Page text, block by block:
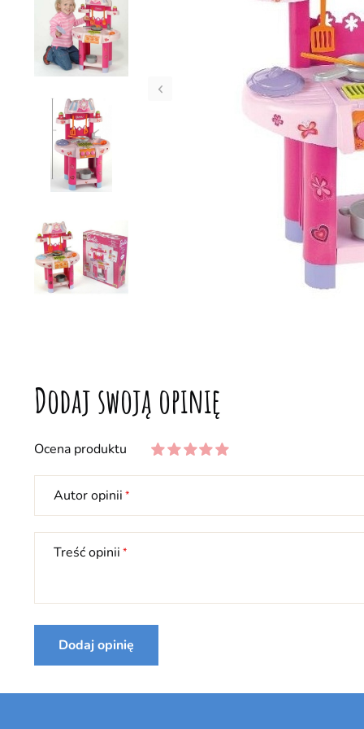
Dodaj swoją opinię
Ocena produktu
Autor opinii
Treść opinii
Dodaj opinię